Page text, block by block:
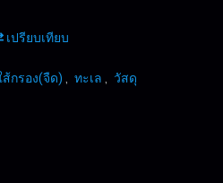
เปรียบเทียบ
ส้กรอง(จืด) , ทะเล , วัสดุ